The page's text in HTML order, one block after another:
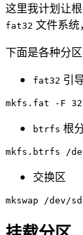
这里我计划让
fat32 文件系统
下面是各种分
fat32 引
btrfs 根
交换区